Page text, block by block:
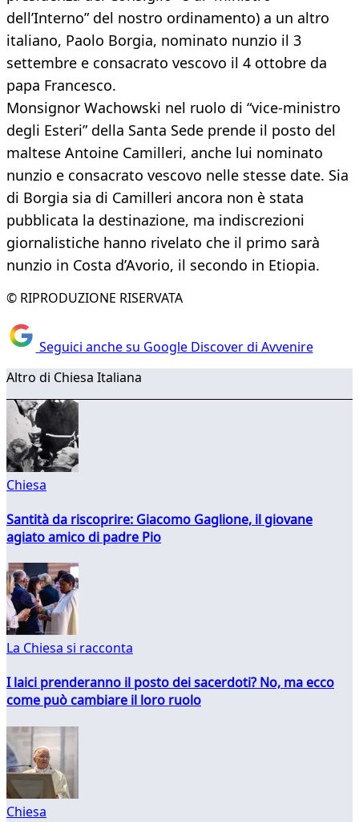
dell’Interno” del nostro ordinamento) a un altro
italiano, Paolo Borgia, nominato nunzio il 3
settembre e consacrato vescovo il 4 ottobre da
papa Francesco.
Monsignor Wachowski nel ruolo di “vice-ministro
degli Esteri” della Santa Sede prende il posto del
maltese Antoine Camilleri, anche lui nominato
nunzio e consacrato vescovo nelle stesse date. Sia
di Borgia sia di Camilleri ancora non è stata
pubblicata la destinazione, ma indiscrezioni
giornalistiche hanno rivelato che il primo sarà
nunzio in Costa d’Avorio, il secondo in Etiopia.
© RIPRODUZIONE RISERVATA
Seguici anche su Google Discover di Avvenire
Altro di Chiesa Italiana
Chiesa
Santità da riscoprire: Giacomo Gaglione, il giovane
agiato amico di padre Pio
La Chiesa si racconta
I laici prenderanno il posto dei sacerdoti? No, ma ecco
come può cambiare il loro ruolo
Chiesa